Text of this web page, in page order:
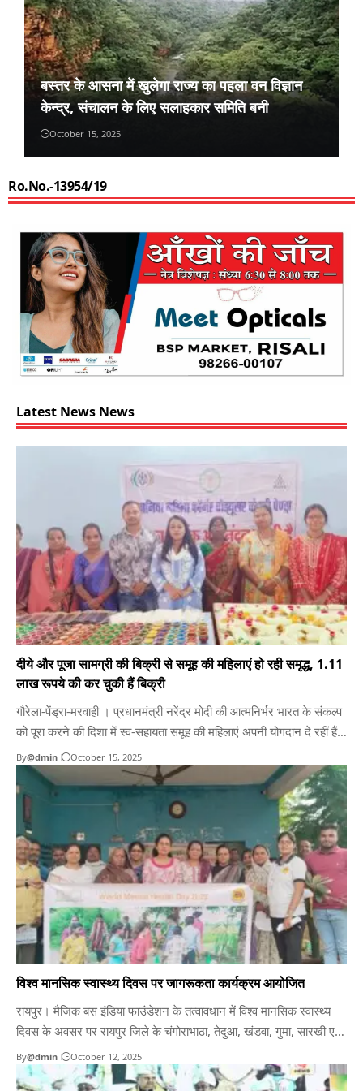
बस्तर के आसना में खुलेगा राज्य का पहला वन विज्ञान
केन्द्र, संचालन के लिए सलाहकार समिति बनी
October 15, 2025
Ro.No.-13954/19
Latest News News
दीये और पूजा सामग्री की बिक्री से समूह की महिलाएं हो रही समृद्ध, 1.11
लाख रूपये की कर चुकी हैं बिक्री
गौरेला-पेंड्रा-मरवाही । प्रधानमंत्री नरेंद्र मोदी की आत्मनिर्भर भारत के संकल्प
को पूरा करने की दिशा में स्व-सहायता समूह की महिलाएं अपनी योगदान दे रहीं हैं।
दीपावली पर्व के अवसर पर कलात्मक दीये और पूजा सामग्री का निर्माण करके
स्थानीय हाट बाजारों में बिक्री करके समृद्ध हो रहीं हैं। ग्रामीण आजीविका…
By@dmin October 15, 2025
विश्व मानसिक स्वास्थ्य दिवस पर जागरूकता कार्यक्रम आयोजित
रायपुर। मैजिक बस इंडिया फाउंडेशन के तत्वावधान में विश्व मानसिक स्वास्थ्य
दिवस के अवसर पर रायपुर जिले के चंगोराभाठा, तेदुआ, खंडवा, गुमा, सारखी एवं
कोलर जैसे समुदायों में जागरूकता कार्यक्रमों का आयोजन किया गया। कार्यक्रम
का उद्देश्य मानसिक स्वास्थ्य के प्रति समुदाय को जागरूक करना तथा तनाव,
By@dmin October 12, 2025